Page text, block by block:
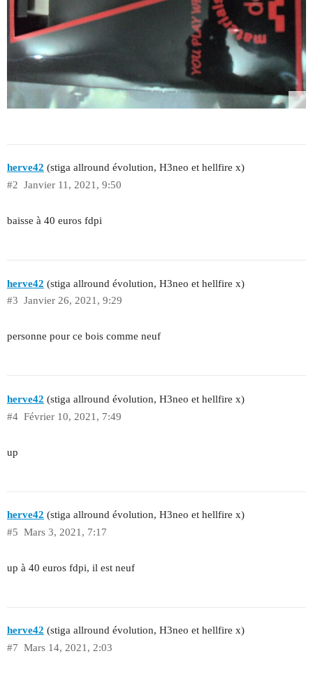
herve42 (stiga allround évolution, H3neo et hellfire x)
Janvier 11, 2021, 9:50
#2
baisse à 40 euros fdpi
herve42 (stiga allround évolution, H3neo et hellfire x)
Janvier 26, 2021, 9:29
#3
personne pour ce bois comme neuf
herve42 (stiga allround évolution, H3neo et hellfire x)
Février 10, 2021, 7:49
#4
up
herve42 (stiga allround évolution, H3neo et hellfire x)
Mars 3, 2021, 7:17
#5
up à 40 euros fdpi, il est neuf
herve42 (stiga allround évolution, H3neo et hellfire x)
Mars 14, 2021, 2:03
#7